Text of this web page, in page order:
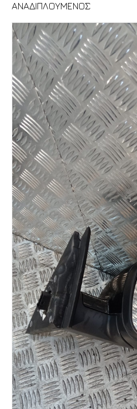
ΑΝΑΔΙΠΛΟΥΜΕΝΟΣ